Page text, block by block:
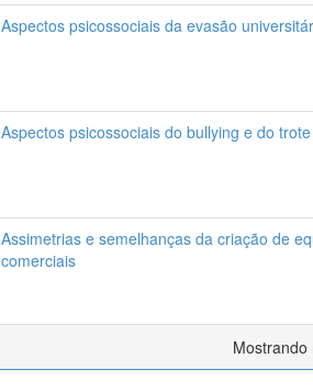
Aspectos psicossociais da evasão
Aspectos psicossociais do bullying e do
Assimetrias e semelhanças da criação de
comerciais
Mostrando